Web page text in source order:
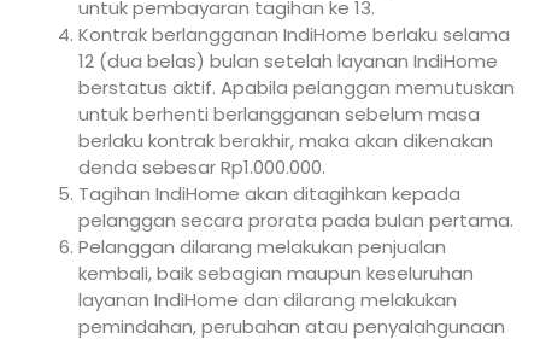
untuk pembayaran tagihan ke 13.
Kontrak berlangganan IndiHome berlaku selama
12 (dua belas) bulan setelah layanan IndiHome
berstatus aktif. Apabila pelanggan memutuskan
untuk berhenti berlangganan sebelum masa
berlaku kontrak berakhir, maka akan dikenakan
denda sebesar Rp1.000.000.
Tagihan IndiHome akan ditagihkan kepada
pelanggan secara prorata pada bulan pertama.
Pelanggan dilarang melakukan penjualan
kembali, baik sebagian maupun keseluruhan
layanan IndiHome dan dilarang melakukan
pemindahan, perubahan atau penyalahgunaan